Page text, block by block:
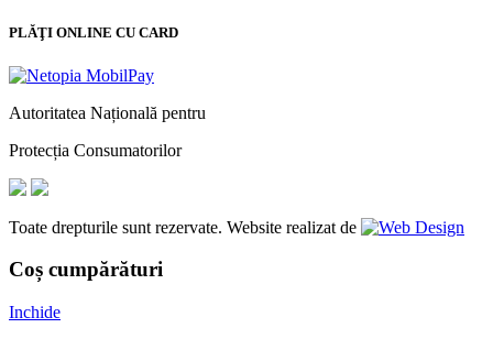
PLĂŢI ONLINE CU CARD
Autoritatea Națională pentru
Protecția Consumatorilor
Toate drepturile sunt rezervate. Website realizat de
Coș cumpărături
Inchide